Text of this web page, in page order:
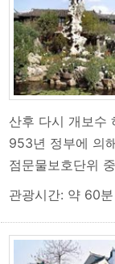
산후 다시 개보수
953년 정부에 의
점문물보호단위
관광시간: 약 60분